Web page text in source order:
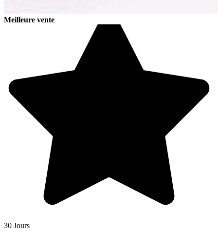
Meilleure vente
30 Jours